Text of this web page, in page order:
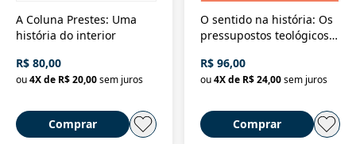
A Coluna Prestes: Uma
história do interior
R$ 80,00
ou4X de R$ 20,00sem juros
Comprar
O sentido na história: Os
pressupostos teológicos
R$ 96,00
ou 4X de R$ 24,00 sem juros
Comprar